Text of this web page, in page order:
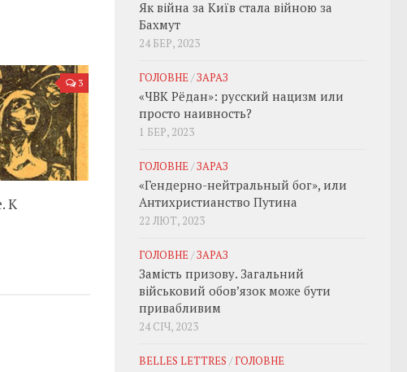
3
К
Як війна за Київ стала війною за
Бахмут
24 БЕР, 2023
ГОЛОВНЕ/ЗАРАЗ
«ЧВК Рёдан»: русский нацизм или
просто наивность?
1 БЕР, 2023
ГОЛОВНЕ/ЗАРАЗ
«Гендерно-нейтральный бог», или
Антихристианство Путина
22 ЛЮТ, 2023
ГОЛОВНЕ/ЗАРАЗ
Замість призову. Загальний
військовий обовʼязок може бути
привабливим
24 СІЧ, 2023
BELLES LETTRES /ГОЛОВНЕ